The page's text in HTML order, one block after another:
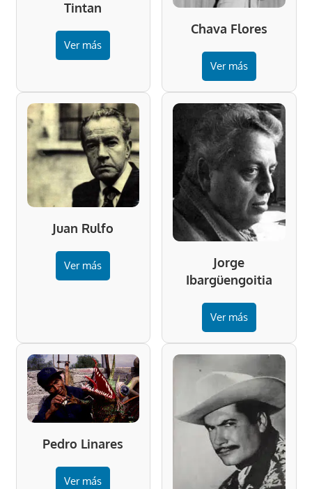
Tintan
Ver más
Chava Flores
Ver más
Juan Rulfo
Ver más
Jorge
Ibargüengoitia
Ver más
Pedro Linares
Ver más